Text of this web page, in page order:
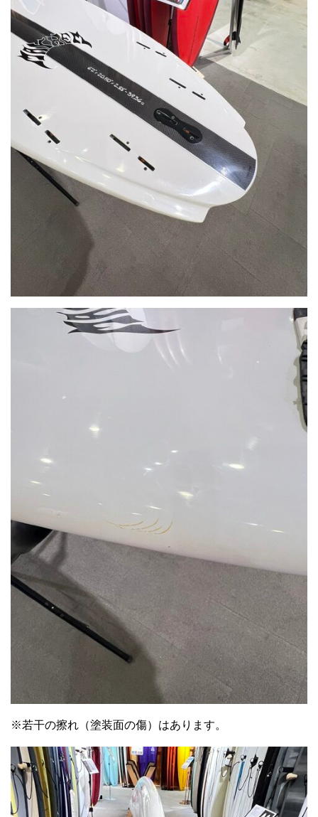
※若干の擦れ（塗装面の傷）はあります。